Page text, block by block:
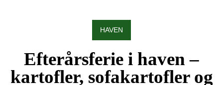
HAVEN
Efterårsferie i haven –
kartofler, sofakartofler og